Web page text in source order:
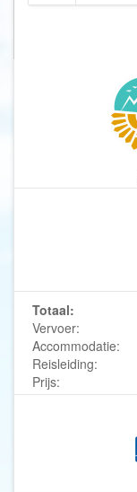
Totaal:
Vervoer:
Accommodatie:
Reisleiding:
Prijs: